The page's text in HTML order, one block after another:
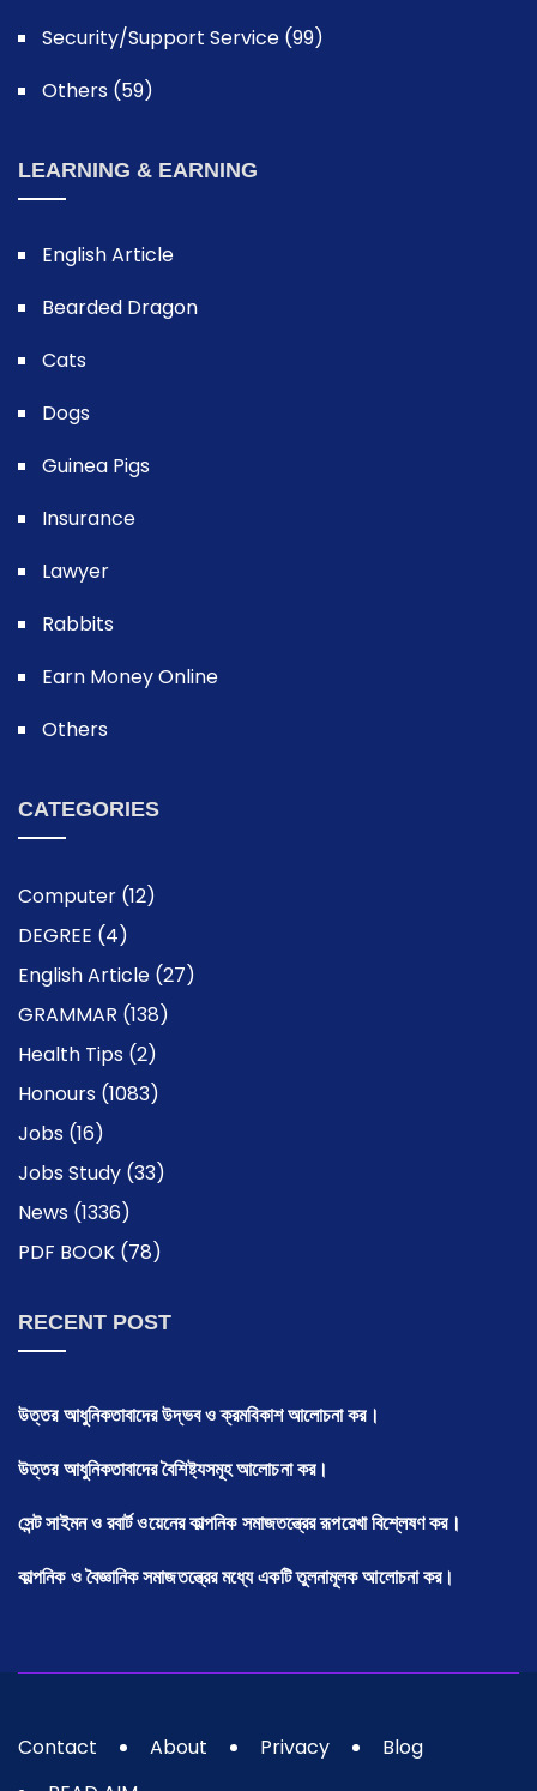
Security/Support Service (99)
Others (59)
LEARNING & EARNING
English Article
Bearded Dragon
Cats
Dogs
Guinea Pigs
Insurance
Lawyer
Rabbits
Earn Money Online
Others
CATEGORIES
Computer (12)
DEGREE (4)
English Article (27)
GRAMMAR (138)
Health Tips (2)
Honours (1083)
Jobs (16)
Jobs Study (33)
News (1336)
PDF BOOK (78)
RECENT POST
উত্তর আধুনিকতাবাদের উদ্ভব ও ক্রমবিকাশ আলোচনা কর।
উত্তর আধুনিকতাবাদের বৈশিষ্ট্যসমূহ আলোচনা কর।
সেন্ট সাইমন ও রবার্ট ওয়েনের কাল্পনিক সমাজতন্ত্রের রূপরেখা বিশ্লেষণ কর।
কাল্পনিক ও বৈজ্ঞানিক সমাজতন্ত্রের মধ্যে একটি তুলনামূলক আলোচনা কর।
Contact About Privacy
Blog